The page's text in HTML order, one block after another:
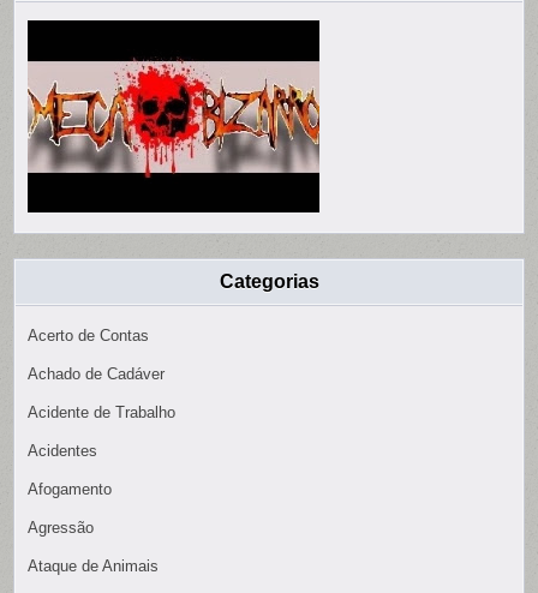
Categorias
Acerto de Contas
Achado de Cadáver
Acidente de Trabalho
Acidentes
Afogamento
Agressão
Ataque de Animais